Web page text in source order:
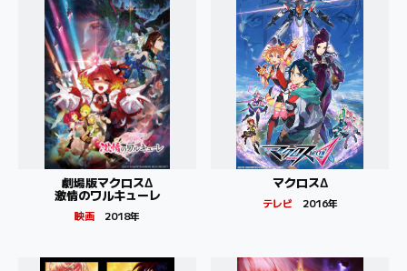
劇場版マクロスΔ
激情のワルキューレ
映画 2018年
マクロスΔ
テレビ 2016年